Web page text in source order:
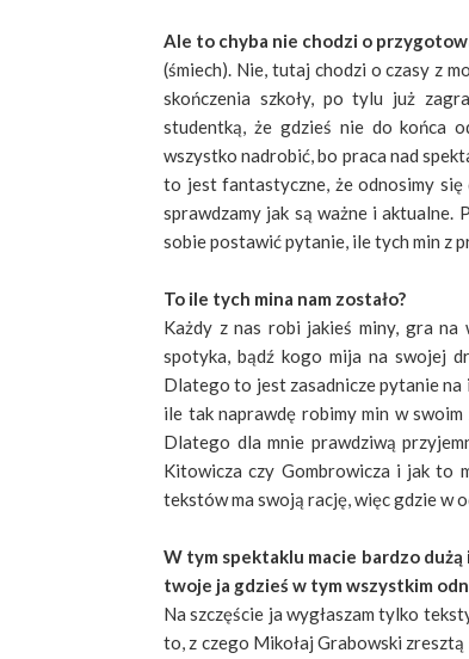
Ale to chyba nie chodzi o
(śmiech). Nie, tutaj chodzi o czasy z
skończenia szkoły, po tylu już
studentką, że gdzieś nie do końca
wszystko nadrobić, bo praca nad
to jest fantastyczne, że odnosimy
sprawdzamy jak są ważne i aktualne.
sobie postawić pytanie, ile tych min z
To ile tych mina nam zostało?
Każdy z nas robi jakieś miny, gra
spotyka, bądź kogo mija na swojej
Dlatego to jest zasadnicze pytanie na
ile tak naprawdę robimy min w
Dlatego dla mnie prawdziwą
Kitowicza czy Gombrowicza i jak to
tekstów ma swoją rację, więc gdzie w
W tym spektaklu macie bardzo
twoje ja gdzieś w tym wszystkim
Na szczęście ja wygłaszam tylko
to, z czego Mikołaj Grabowski